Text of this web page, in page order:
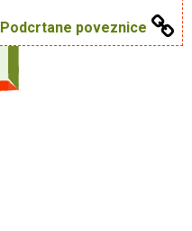
Podcrtane poveznice